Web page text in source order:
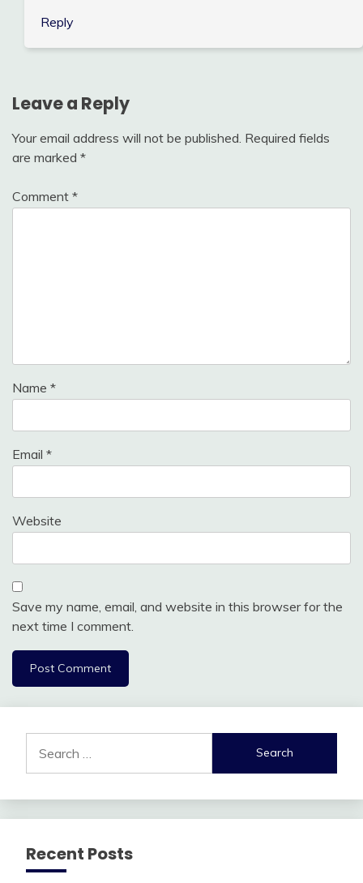
Reply
Leave a Reply
Your email address will not be published. Required fields
are marked *
Comment *
Name *
Email *
Website
Save my name, email, and website in this browser for the
next time I comment.
for:
Recent Posts